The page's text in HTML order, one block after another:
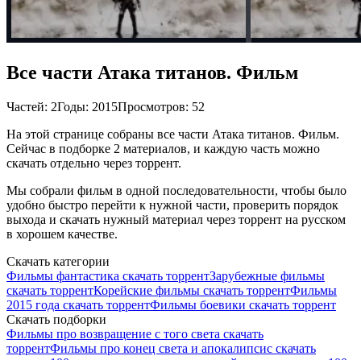
Все части Атака титанов. Фильм
Частей: 2Годы: 2015Просмотров: 52
На этой странице собраны все части Атака титанов. Фильм.
Сейчас в подборке 2 материалов, и каждую часть можно
скачать отдельно через торрент.
Мы собрали фильм в одной последовательности, чтобы было
удобно быстро перейти к нужной части, проверить порядок
выхода и скачать нужный материал через торрент на русском
в хорошем качестве.
Скачать категории
Фильмы фантастика скачать торрентЗарубежные фильмы
скачать торрентКорейские фильмы скачать торрентФильмы
2015 года скачать торрентФильмы боевики скачать торрент
Скачать подборки
Фильмы про возвращение с того света скачать
торрентФильмы про конец света и апокалипсис скачать